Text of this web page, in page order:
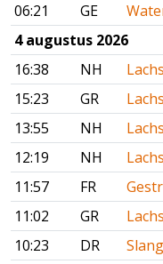
06:21
GE
4 augustus 2026
16:38
NH
15:23
GR
13:55
NH
12:19
NH
11:57
FR
11:02
GR
10:23
DR